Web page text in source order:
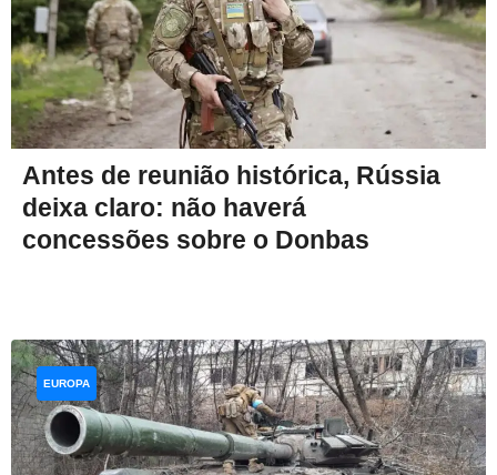
Antes de reunião histórica, Rússia
deixa claro: não haverá
concessões sobre o Donbas
EUROPA